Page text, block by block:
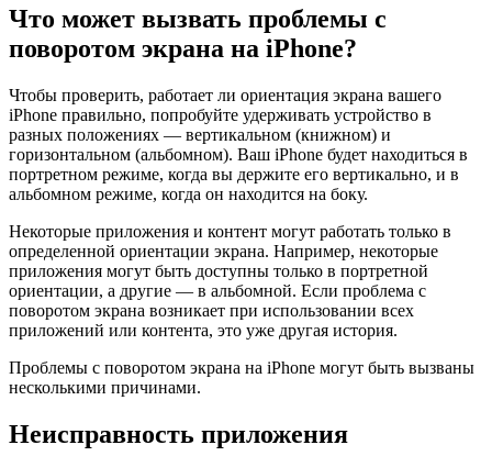
Что может вызвать проблемы с
поворотом экрана на iPhone?
Чтобы проверить, работает ли ориентация экрана вашего
iPhone правильно, попробуйте удерживать устройство в
разных положениях — вертикальном (книжном) и
горизонтальном (альбомном). Ваш iPhone будет находиться в
портретном режиме, когда вы держите его вертикально, и в
альбомном режиме, когда он находится на боку.
Некоторые приложения и контент могут работать только в
определенной ориентации экрана. Например, некоторые
приложения могут быть доступны только в портретной
ориентации, а другие — в альбомной. Если проблема с
поворотом экрана возникает при использовании всех
приложений или контента, это уже другая история.
Проблемы с поворотом экрана на iPhone могут быть вызваны
несколькими причинами.
Неисправность приложения